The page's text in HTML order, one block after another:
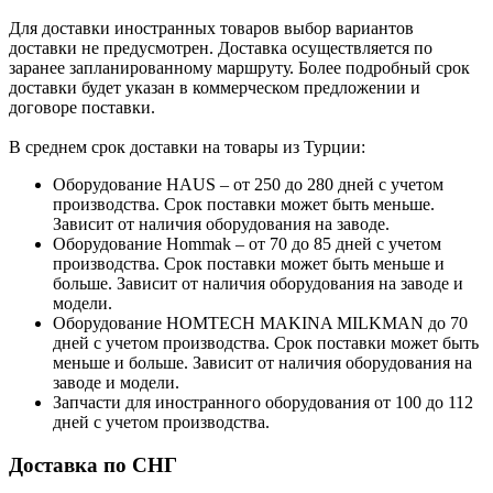
Для доставки иностранных товаров выбор вариантов
доставки не предусмотрен. Доставка осуществляется по
заранее запланированному маршруту. Более подробный срок
доставки будет указан в коммерческом предложении и
договоре поставки.
В среднем срок доставки на товары из Турции:
Оборудование HAUS – от 250 до 280 дней с учетом
производства. Срок поставки может быть меньше.
Зависит от наличия оборудования на заводе.
Оборудование Hommak – от 70 до 85 дней с учетом
производства. Срок поставки может быть меньше и
больше. Зависит от наличия оборудования на заводе и
модели.
Оборудование HOMTECH MAKINA MILKMAN до 70
дней с учетом производства. Срок поставки может быть
меньше и больше. Зависит от наличия оборудования на
заводе и модели.
Запчасти для иностранного оборудования от 100 до 112
дней с учетом производства.
Доставка по СНГ